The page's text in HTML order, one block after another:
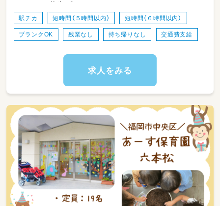
【定員】19名
【早番さんの1日（例）】
09：00～ 朝おやつ介助
10：00～ サントレ補助
10：30～ 設定遊びやお散歩
11：30～ 給食介助
徒歩2分
駅チカ 短時間（５時間以内） 短時間（６時間以内）
ブランクOK 残業なし 持ち帰りなし 交通費支給
求人をみる